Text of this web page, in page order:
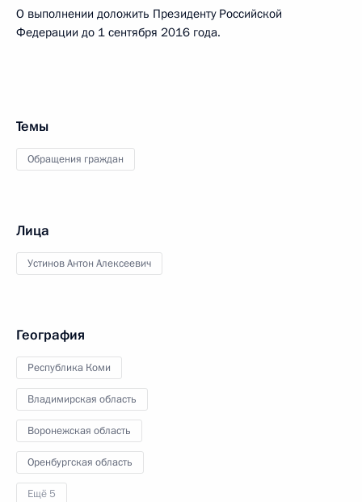
О выполнении доложить Президенту Российской
Федерации до 1 сентября 2016 года.
Темы
Обращения граждан
Лица
Устинов Антон Алексеевич
География
Республика Коми
Владимирская область
Воронежская область
Оренбургская область
Ещё 5